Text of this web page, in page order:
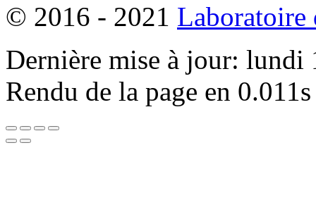
© 2016 - 2021 Laboratoire
Dernière mise à jour:
Rendu de la page en 0.011s